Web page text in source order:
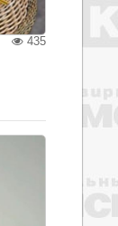
435